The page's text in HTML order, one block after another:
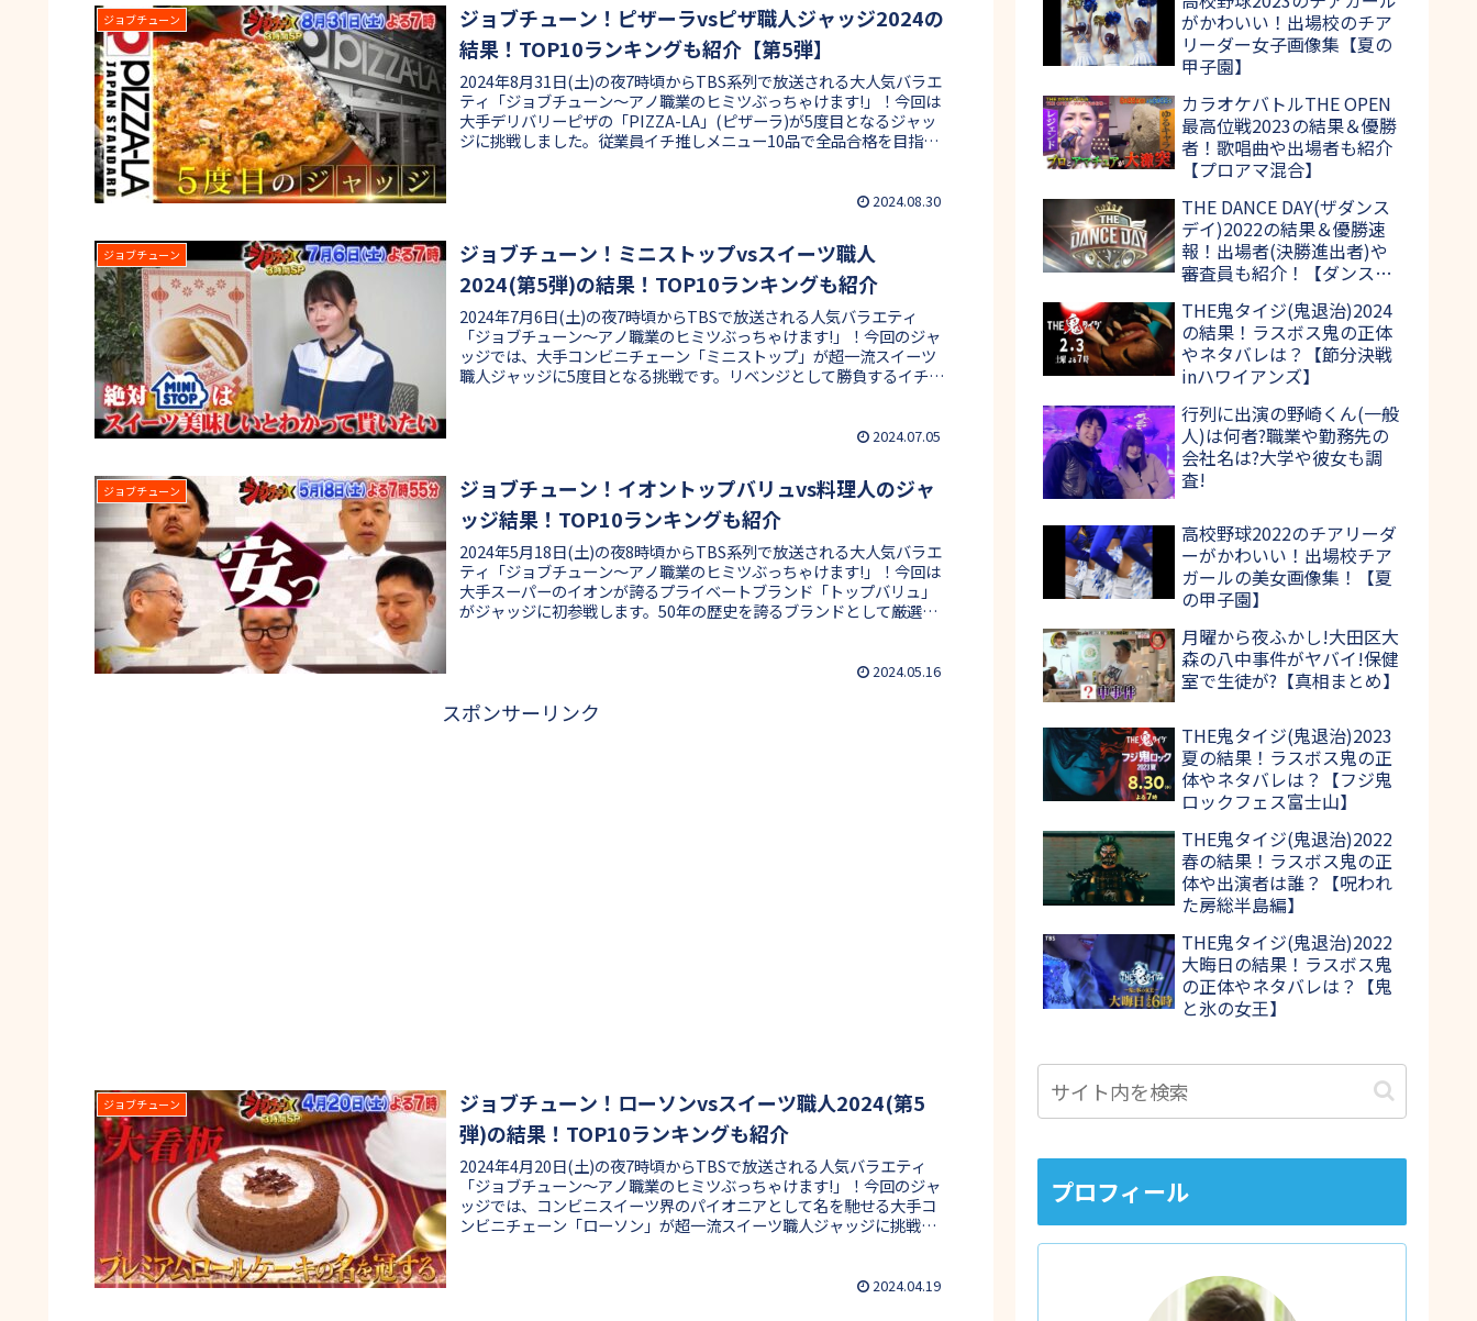
ジョブチューン
ジョブチューン！ピザーラvsピザ職人ジャッジ2024の
結果！TOP10ランキングも紹介【第5弾】
2024年8月31日(土)の夜7時頃からTBS系列で放送される大人気バラエ
ティ「ジョブチューン〜アノ職業のヒミツぶっちゃけます!」！今回は
大手デリバリーピザの「PIZZA-LA」(ピザーラ)が5度目となるジャッ
ジに挑戦しました。従業員イチ推しメニュー10品で全品合格を目指し
弾、気になる合格・不合格の結果やTOP10ランキングを紹介します！
2024.08.30
ジョブチューン
ジョブチューン！ミニストップvsスイーツ職人
2024(第5弾)の結果！TOP10ランキングも紹介
2024年7月6日(土)の夜7時頃からTBSで放送される人気バラエティ
「ジョブチューン〜アノ職業のヒミツぶっちゃけます!」！今回のジャ
ッジでは、大手コンビニチェーン「ミニストップ」が超一流スイーツ
職人ジャッジに5度目となる挑戦です。リベンジとして勝負するイチ押
2024.07.05
ジョブチューン
ジョブチューン！イオントップバリュvs料理人のジャ
ッジ結果！TOP10ランキングも紹介
2024年5月18日(土)の夜8時頃からTBS系列で放送される大人気バラエ
ティ「ジョブチューン〜アノ職業のヒミツぶっちゃけます!」！今回は
大手スーパーのイオンが誇るプライベートブランド「トップバリュ」
がジャッジに初参戦します。50年の歴史を誇るブランドとして厳選さ
きたのか、合格・不合格の結果やTOP10ランキングを紹介します！
2024.05.16
スポンサーリンク
ジョブチューン
ジョブチューン！ローソンvsスイーツ職人2024(第5
弾)の結果！TOP10ランキングも紹介
2024年4月20日(土)の夜7時頃からTBSで放送される人気バラエティ
「ジョブチューン〜アノ職業のヒミツぶっちゃけます!」！今回のジャ
ッジでは、コンビニスイーツ界のパイオニアとして名を馳せる大手コ
ンビニチェーン「ローソン」が超一流スイーツ職人ジャッジに挑戦し
いどの商品が合格・不合格となったのでしょうか、気になる結果や審
2024.04.19
がかわいい！出場校のチア
リーダー女子画像集【夏の
甲子園】
カラオケバトルTHE OPEN
最高位戦2023の結果＆優勝
者！歌唱曲や出場者も紹介
【プロアマ混合】
THE DANCE DAY(ザダンス
デイ)2022の結果＆優勝速
報！出場者(決勝進出者)や
審査員も紹介！【ダンス日
THE鬼タイジ(鬼退治)2024
の結果！ラスボス鬼の正体
やネタバレは？【節分決戦
inハワイアンズ】
行列に出演の野崎くん(一般
人)は何者?職業や勤務先の
会社名は?大学や彼女も調
査!
高校野球2022のチアリーダ
ーがかわいい！出場校チア
ガールの美女画像集！【夏
の甲子園】
月曜から夜ふかし!大田区大
森の八中事件がヤバイ!保健
室で生徒が?【真相まとめ】
THE鬼タイジ(鬼退治)2023
夏の結果！ラスボス鬼の正
体やネタバレは？【フジ鬼
ロックフェス富士山】
THE鬼タイジ(鬼退治)2022
春の結果！ラスボス鬼の正
体や出演者は誰？【呪われ
た房総半島編】
THE鬼タイジ(鬼退治)2022
大晦日の結果！ラスボス鬼
の正体やネタバレは？【鬼
と氷の女王】
プロフィール